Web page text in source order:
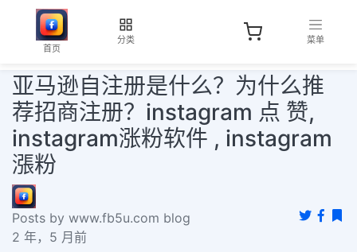
首页
分类 菜单
亚马逊自注册是什么？为什么推
荐招商注册？instagram 点 赞,
instagram涨粉软件 , instagram
漲粉
Posts by www.fb5u.com blog
2 年，5 月前